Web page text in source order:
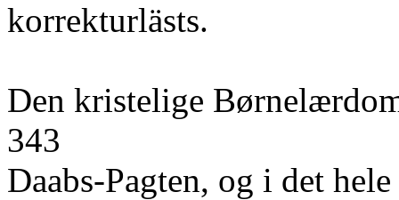
korrekturlästs.
Den kristelige
343
Daabs-Pagten, og i det